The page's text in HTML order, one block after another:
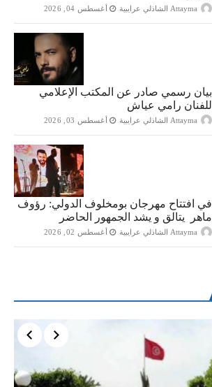
Attayma الشاذلي عرايبية أغسطس 04, 2026
بيان رسمي صادر عن المكتب الإعلامي
للفنان رامي عياش
Attayma الشاذلي عرايبية أغسطس 03, 2026
في افتتاح مهرجان بومخلوف الدولي: رؤوف
ماهر يتالق و يشد الجمهور الحاضر
Attayma الشاذلي عرايبية أغسطس 02, 2026